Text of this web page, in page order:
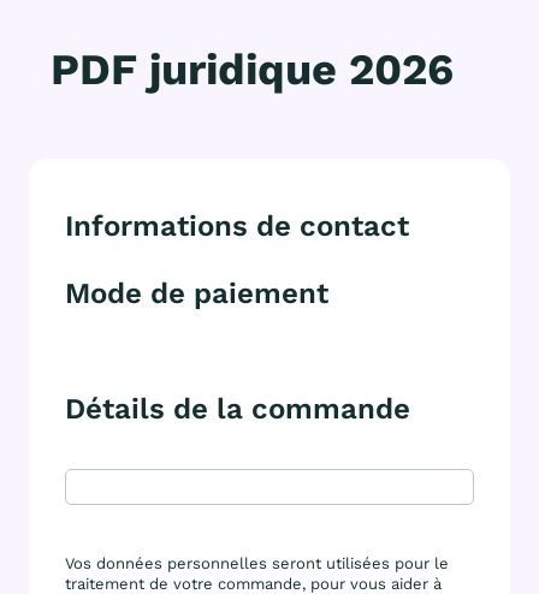
PDF juridique 2026
Informations de contact
Mode de paiement
Détails de la commande
Vos données personnelles seront utilisées pour le
traitement de votre commande, pour vous aider à